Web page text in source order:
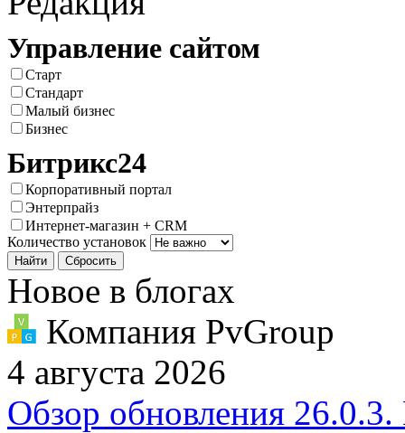
Управление сайтом
Старт
Стандарт
Малый бизнес
Бизнес
Битрикс24
Корпоративный портал
Энтерпрайз
Интернет-магазин + CRM
Количество установок
Новое в блогах
Компания PvGroup
4 августа 2026
Обзор обновления 26.0.3.